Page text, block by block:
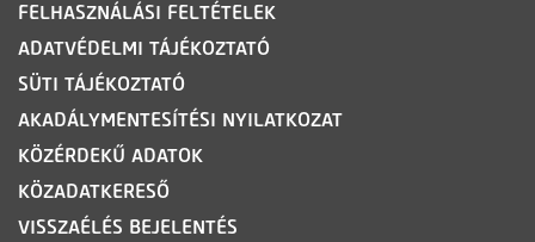
FELHASZNÁLÁSI FELTÉTELEK
ADATVÉDELMI TÁJÉKOZTATÓ
SÜTI TÁJÉKOZTATÓ
AKADÁLYMENTESÍTÉSI NYILATKOZAT
KÖZÉRDEKŰ ADATOK
KÖZADATKERESŐ
VISSZAÉLÉS BEJELENTÉS